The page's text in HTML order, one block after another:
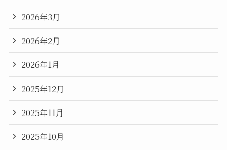
2026年3月
2026年2月
2026年1月
2025年12月
2025年11月
2025年10月